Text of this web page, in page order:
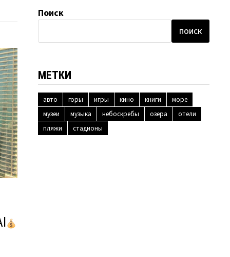
Поиск
ПОИСК
МЕТКИ
авто горы игры кино книги
море
музеи
музыка небоскребы озера
отели
пляжи
стадионы